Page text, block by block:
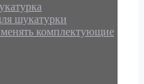
шукатурки
комплектующие